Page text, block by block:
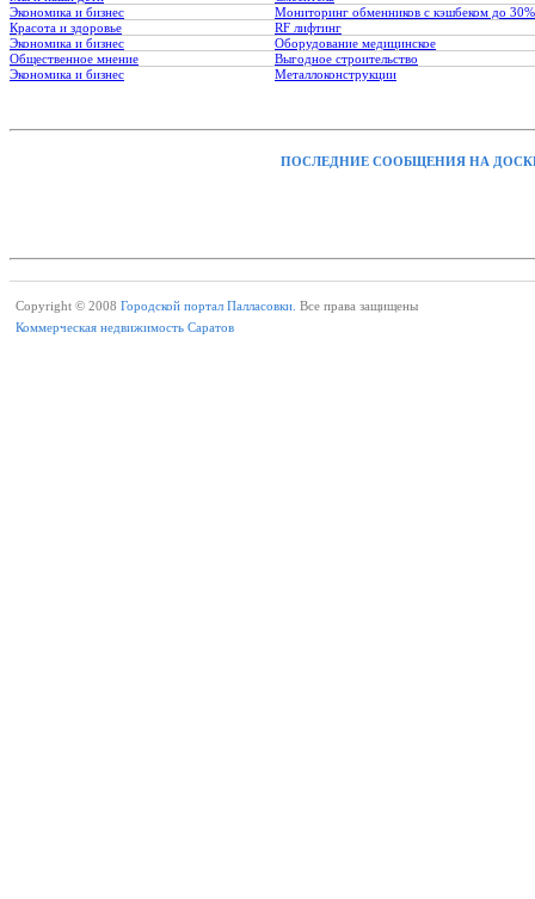
Экономика и бизнес
Мониторинг обменников с кэшбеком до 30%
Красота и здоровье
RF лифтинг
Экономика и бизнес
Оборудование медицинское
Общественное мнение
Выгодное строительство
Экономика и бизнес
Металлоконструкции
ПОСЛЕДНИЕ СООБЩЕНИЯ НА
Copyright © 2008 Городской портал Палласовки. Все права защищены
Коммерческая недвижимость Саратов